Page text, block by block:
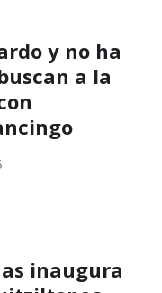
y no ha
a la
inaugura